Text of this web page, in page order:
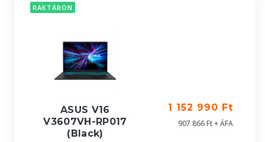
RAKTÁRON
ASUS V16
V3607VH-RP017
(Black)
1 152 990 Ft
907 866 Ft + ÁFA